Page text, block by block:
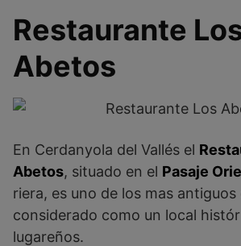
Restaurante
Abetos
En Cerdanyola del Vallés el
Abetos, situado en el Pasaje
riera, es uno de los mas antiguos
considerado como un local
lugareños.